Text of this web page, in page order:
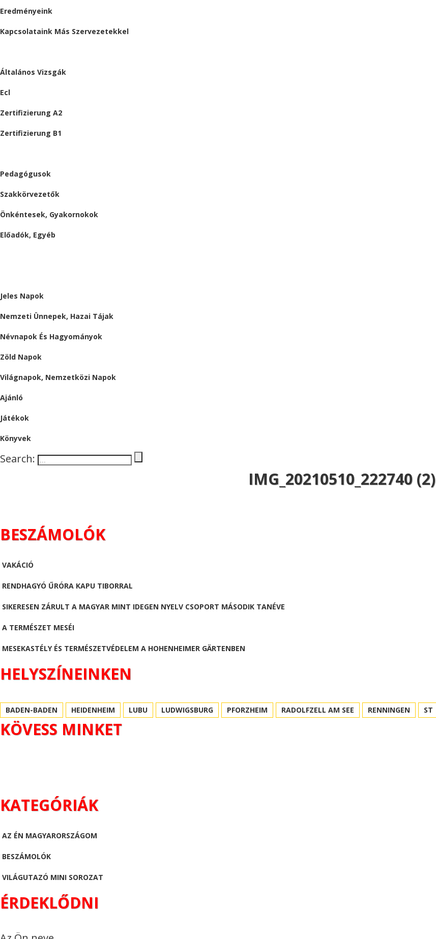
Eredményeink
Kapcsolataink Más Szervezetekkel
Általános Vizsgák
Ecl
Zertifizierung A2
Zertifizierung B1
Pedagógusok
Szakkörvezetők
Önkéntesek, Gyakornokok
Előadók, Egyéb
Jeles Napok
Nemzeti Ünnepek, Hazai Tájak
Névnapok És Hagyományok
Zöld Napok
Világnapok, Nemzetközi Napok
Ajánló
Játékok
Könyvek
Search:
IMG_20210510_222740 (2)
BESZÁMOLÓK
VAKÁCIÓ
RENDHAGYÓ ŰRÓRA KAPU TIBORRAL
SIKERESEN ZÁRULT A MAGYAR MINT IDEGEN NYELV CSOPORT MÁSODIK TANÉVE
A TERMÉSZET MESÉI
MESEKASTÉLY ÉS TERMÉSZETVÉDELEM A HOHENHEIMER GÄRTENBEN
HELYSZÍNEINKEN
BADEN-BADEN HEIDENHEIM LUBU LUDWIGSBURG PFORZHEIM RADOLFZELL AM SEE RENNINGEN ST
KÖVESS MINKET
KATEGÓRIÁK
AZ ÉN MAGYARORSZÁGOM
BESZÁMOLÓK
VILÁGUTAZÓ MINI SOROZAT
ÉRDEKLŐDNI